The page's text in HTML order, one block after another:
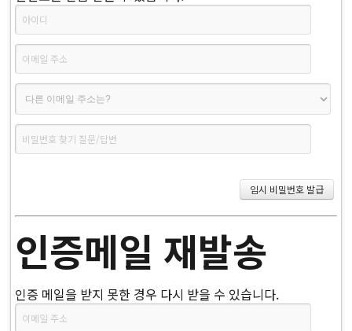
인증메일 재발송
인증 메일을 받지 못한 경우 다시 받을 수 있습니다.